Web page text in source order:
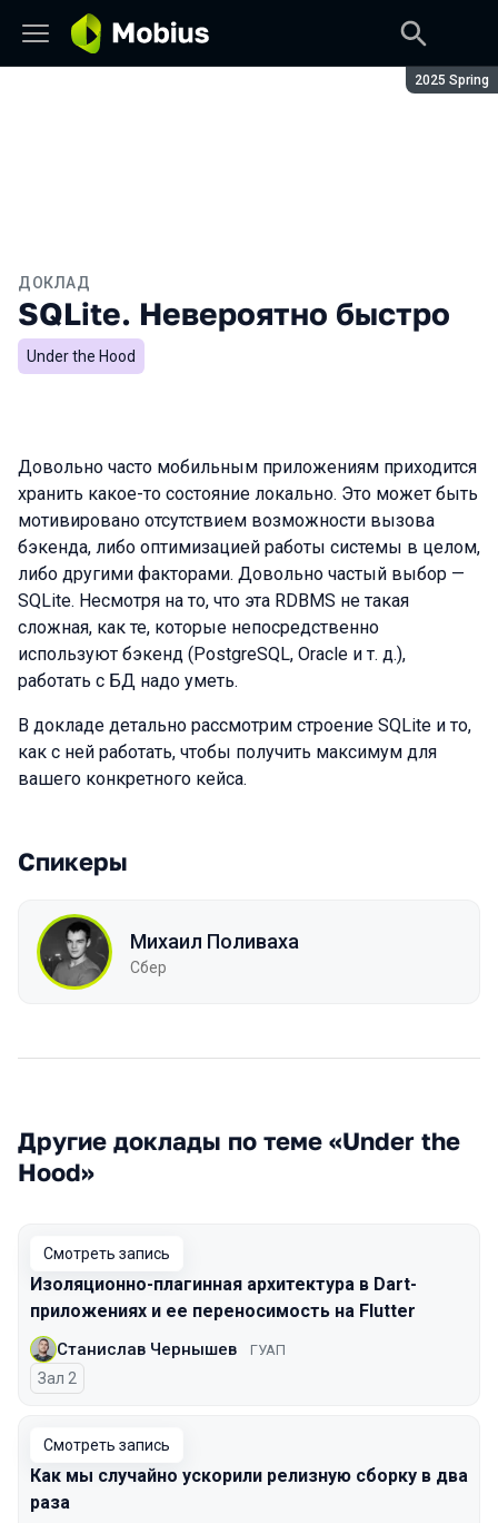
Сезон:
2025 Spring
ДОКЛАД
SQLite. Невероятно быстро
Under the Hood
Довольно часто мобильным приложениям приходится
хранить какое-то состояние локально. Это может быть
мотивировано отсутствием возможности вызова
бэкенда, либо оптимизацией работы системы в целом,
либо другими факторами. Довольно частый выбор —
SQLite. Несмотря на то, что эта RDBMS не такая
сложная, как те, которые непосредственно
используют бэкенд (PostgreSQL, Oracle и т. д.),
работать с БД надо уметь.
В докладе детально рассмотрим строение SQLite и то,
как с ней работать, чтобы получить максимум для
вашего конкретного кейса.
Спикеры
Михаил Поливаха
Сбер
Другие доклады по теме «Under the
Hood»
Смотреть запись
Изоляционно-плагинная архитектура в Dart-
приложениях и ее переносимость на Flutter
Станислав Чернышев ГУАП
Зал 2
Смотреть запись
Как мы случайно ускорили релизную сборку в два
раза